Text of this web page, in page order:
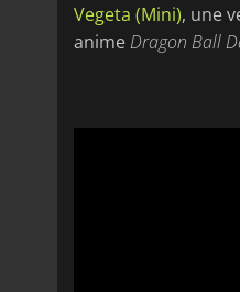
Vegeta (Mini), une
animeDragon Ball